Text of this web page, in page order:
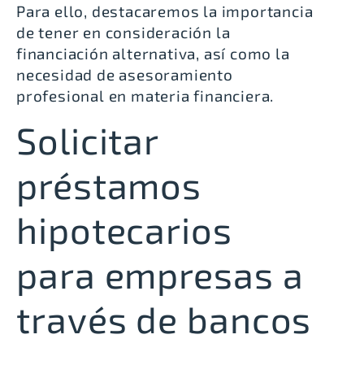
Para ello, destacaremos la importancia
de tener en consideración la
financiación alternativa, así como la
necesidad de asesoramiento
profesional en materia financiera.
Solicitar
préstamos
hipotecarios
para empresas a
través de bancos